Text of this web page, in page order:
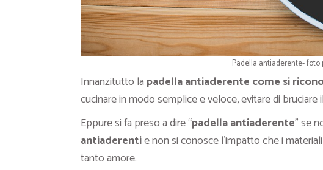
Padella antiaderente- foto
Innanzitutto la padella antiaderente come si
cucinare in modo semplice e veloce, evitare di
Eppure si fa preso a dire “padella antiaderente” se
antiaderentie non si conosce l’impatto che i
tanto amore.